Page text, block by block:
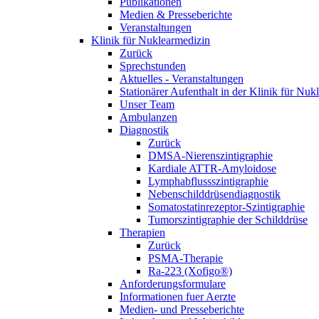
Medien & Presseberichte
Veranstaltungen
Klinik für Nuklearmedizin
Zurück
Sprechstunden
Aktuelles - Veranstaltungen
Stationärer Aufenthalt in der Klinik für
Unser Team
Ambulanzen
Diagnostik
Zurück
DMSA-Nierenszintigraphie
Kardiale ATTR-Amyloidose
Lymphabflussszintigraphie
Nebenschilddrüsendiagnostik
Somatostatinrezeptor-Szintigraphie
Tumorszintigraphie der Schilddrüse
Therapien
Zurück
PSMA-Therapie
Ra-223 (Xofigo®)
Anforderungsformulare
Informationen fuer Aerzte
Medien- und Presseberichte